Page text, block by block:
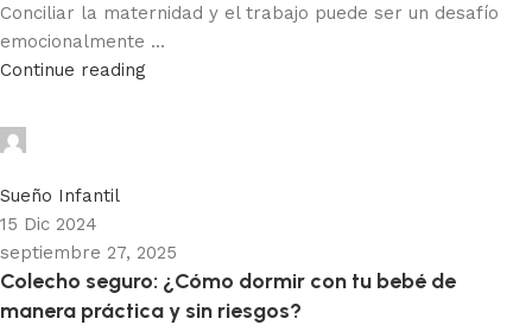
Conciliar la maternidad y el trabajo puede ser un desafío
emocionalmente ...
Continue reading
Sueño Infantil
15 Dic 2024
septiembre 27, 2025
Colecho seguro: ¿Cómo dormir con tu bebé de
manera práctica y sin riesgos?